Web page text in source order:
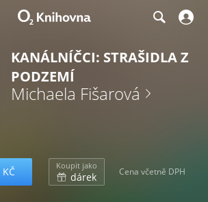
KANÁLNÍČCI: STRAŠIDLA Z
PODZEMÍ
Michaela Fišarová
Koupit jako
dárek Cena včetně DPH